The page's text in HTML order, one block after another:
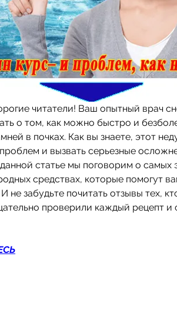
читатели! Ваш опытный врач
о том, как можно быстро и
в почках. Как вы знаете, этот
и вызвать серьезные
статье мы поговорим о самых
средствах, которые помогут
не забудьте почитать отзывы тех,
проверили каждый рецепт и